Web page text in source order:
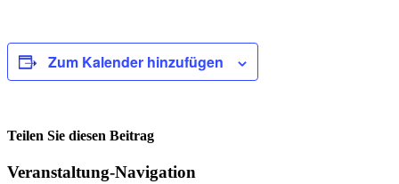
Zum Kalender hinzufügen
Teilen Sie diesen Beitrag
Facebook
Veranstaltung-Navigation